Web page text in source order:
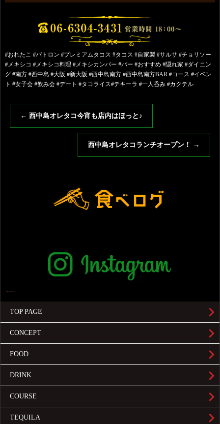
#おれたこ #パトロン #プレミアムタコス #タコス #自家製 #サルサ #チョリソー
#メキシコ #メキシコ料理 #メキシカンバー #バー #おすすめ #隠れ家 #ダイニン
グ #南方 #西中島 #大阪 #新大阪 #西中島南方 #西中島南方BAR #コース #イベン
ト #女子会 #飲み会 #デート #タコライス#テキーラ #一人呑み #カクテル
← 西中島オレタコ今宵も店内はほっと♪
西中島オレタコランチオープン！ →
TOP PAGE
CONCEPT
FOOD
DRINK
COURSE
TEQUILA